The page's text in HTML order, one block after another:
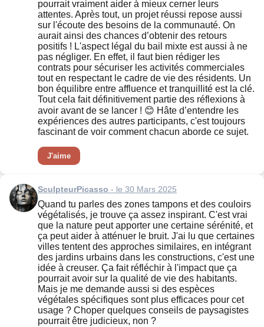
pourrait vraiment aider à mieux cerner leurs
attentes. Après tout, un projet réussi repose aussi
sur l'écoute des besoins de la communauté. On
aurait ainsi des chances d’obtenir des retours
positifs ! L'aspect légal du bail mixte est aussi à ne
pas négliger. En effet, il faut bien rédiger les
contrats pour sécuriser les activités commerciales
tout en respectant le cadre de vie des résidents. Un
bon équilibre entre affluence et tranquillité est la clé.
Tout cela fait définitivement partie des réflexions à
avoir avant de se lancer ! 😊 Hâte d’entendre les
expériences des autres participants, c'est toujours
fascinant de voir comment chacun aborde ce sujet.
J'aime
SculpteurPicasso - le 30 Mars 2025
Quand tu parles des zones tampons et des couloirs
végétalisés, je trouve ça assez inspirant. C'est vrai
que la nature peut apporter une certaine sérénité, et
ça peut aider à atténuer le bruit. J'ai lu que certaines
villes tentent des approches similaires, en intégrant
des jardins urbains dans les constructions, c'est une
idée à creuser. Ça fait réfléchir à l'impact que ça
pourrait avoir sur la qualité de vie des habitants.
Mais je me demande aussi si des espèces
végétales spécifiques sont plus efficaces pour cet
usage ? Choper quelques conseils de paysagistes
pourrait être judicieux, non ?